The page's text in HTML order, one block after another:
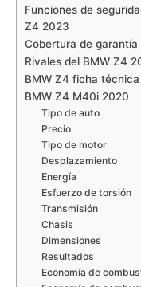
Funciones de
Z4 2023
Cobertura de
Rivales del BMW Z4
BMW Z4 ficha técnica
BMW Z4 M40i 2020
Tipo de auto
Precio
Tipo de motor
Desplazamiento
Energía
Esfuerzo de torsión
Transmisión
Chasis
Dimensiones
Resultados
Economía de